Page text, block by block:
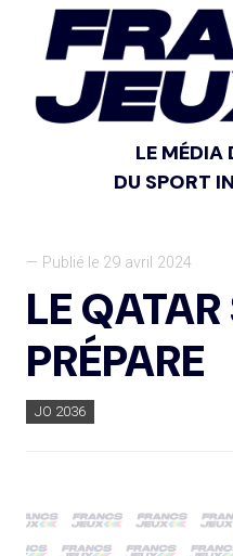
LE MÉDIA
DU SPORT
— Publié le 29 avril 2024
LE QATAR
PRÉPARE
JO 2036